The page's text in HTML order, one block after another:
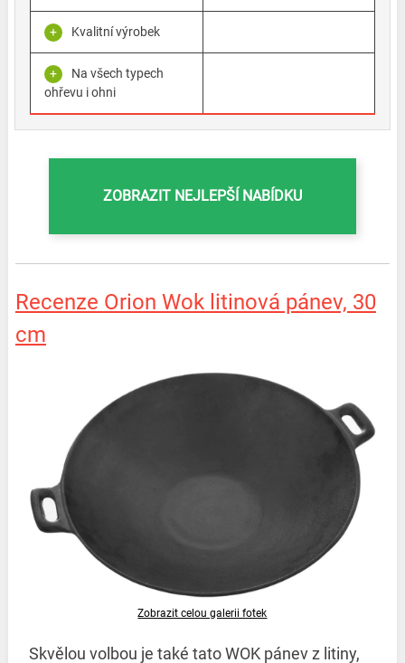
Kvalitní výrobek
Na všech typech
ohřevu i ohni
ZOBRAZIT NEJLEPŠÍ NABÍDKU
Recenze Orion Wok litinová pánev, 30
cm
Zobrazit celou galerii fotek
Skvělou volbou je také tato WOK pánev z litiny,